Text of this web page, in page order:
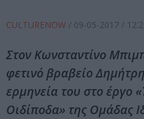
CULTURENOW / 09-05-2017 /
Στον Κωνσταντίνο
φετινό βραβείο
ερμηνεία του στο έργο
Οιδίποδα» της Ομάδας